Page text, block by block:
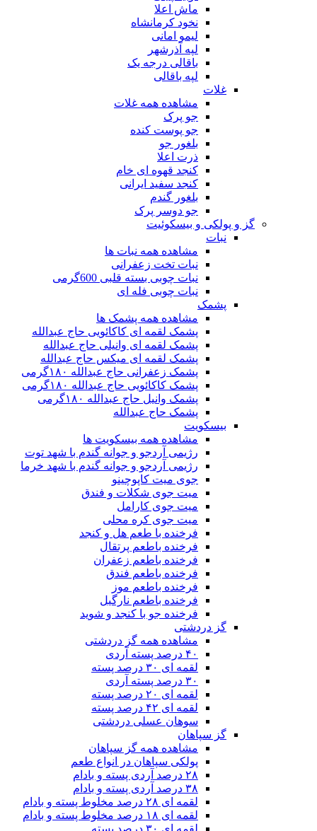
ماش اعلا
نخود کرمانشاه
لیمو امانی
لپه آذرشهر
باقالی درجه یک
لپه باقالی
غلات
مشاهده همه غلات
جو پرک
جو پوست کنده
بلغور جو
ذرت اعلا
کنجد قهوه ای خام
کنجد سفید ایرانی
بلغور گندم
جو دوسر پرک
گز و پولکی و بیسکوئیت
نبات
مشاهده همه نبات ها
نبات تخت زعفرانی
نبات چوبی بسته قلبی 600گرمی
نبات چوبی فله ای
پشمک
مشاهده همه پشمک ها
پشمک لقمه ای کاکائویی حاج عبدالله
پشمک لقمه ای وانیلی حاج عبدالله
پشمک لقمه ای میکس حاج عبدالله
پشمک زعفرانی حاج عبدالله ۱۸۰گرمی
پشمک کاکائویی حاج عبدالله ۱۸۰گرمی
پشمک وانیل حاج عبدالله ۱۸۰گرمی
پشمک حاج عبدالله
بیسکویت
مشاهده همه بیسکویت ها
رژیمی آردجو و جوانه گندم با شهد توت
رژیمی آردجو و جوانه گندم با شهد خرما
جوی میت کاپوچینو
میت جوی شکلات و فندق
میت جوی کارامل
میت جوی کره محلی
فرخنده با طعم هل و کنجد
فرخنده باطعم پرتقال
فرخنده باطعم زعفران
فرخنده باطعم فندق
فرخنده باطعم موز
فرخنده باطعم نارگیل
فرخنده جو با کنجد و شوید
گز دردشتی
مشاهده همه گز دردشتی
۴۰ درصد پسته آردی
لقمه ای ۳۰ درصد پسته
۳۰ درصد پسته آردی
لقمه ای ۲۰ درصد پسته
لقمه ای ۴۲ درصد پسته
سوهان عسلی دردشتی
گز سپاهان
مشاهده همه گز سپاهان
پولکی سپاهان در انواع طعم
۲۸ درصد آردی پسته و بادام
۳۸ درصد آردی پسته و بادام
لقمه ای ۲۸ درصد مخلوط پسته و بادام
لقمه ای ۱۸ درصد مخلوط پسته و بادام
لقمه ای ۳۰ درصد پسته